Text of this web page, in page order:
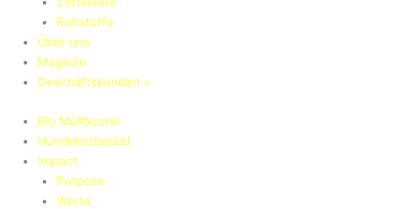
Rohstoffe
Über uns
Magazin
Geschäftskunden >
Bio Müllbeutel
Hundekotbeutel
Impact
Purpose
Werte